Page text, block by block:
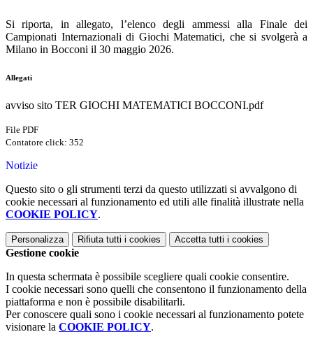
Si riporta, in allegato, l’elenco degli ammessi alla Finale dei
Campionati Internazionali di Giochi Matematici, che si svolgerà a
Milano in Bocconi il 30 maggio 2026.
Allegati
avviso sito TER GIOCHI MATEMATICI BOCCONI.pdf
File PDF
Contatore click: 352
Notizie
Questo sito o gli strumenti terzi da questo utilizzati si avvalgono di
cookie necessari al funzionamento ed utili alle finalità illustrate nella
COOKIE POLICY.
Personalizza Rifiuta tutti i cookies Accetta tutti i cookies
Gestione cookie
In questa schermata è possibile scegliere quali cookie consentire.
I cookie necessari sono quelli che consentono il funzionamento della
piattaforma e non è possibile disabilitarli.
Per conoscere quali sono i cookie necessari al funzionamento potete
visionare la COOKIE POLICY.